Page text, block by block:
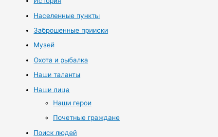
Населенные пункты
Заброшенные прииски
Музей
Охота и рыбалка
Наши таланты
Наши лица
Наши герои
Почетные граждане
Поиск людей